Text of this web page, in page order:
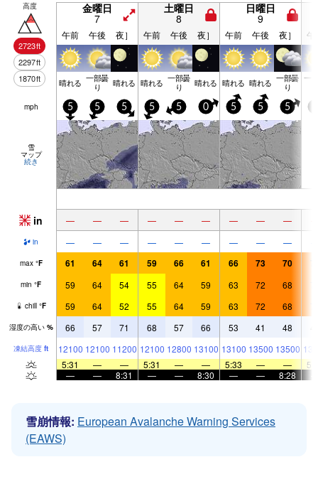
高度
2723ft
2297ft
1870ft
金曜日
7
土曜日
8
日曜日
9
午前 午後 夜］ 午前 午後 夜］ 午前 午後 夜］ 午
晴れる 一部曇
り 晴れる 晴れる 一部曇
り 晴れる 晴れる 晴れる 一部曇
り
一
mph 5 5 5 5 5 0 5 5 5
雪
マップ
続き
in — — — — — — — — —
in — — — — — — — — —
max °F 61 64 61 59 66 61 66 73 70
min °F 59 64 54 55 64 59 63 72 68
chill °F 59 64 52 55 64 59 63 72 68
湿度の高い % 66 57 71 68 57 66 53 41 48
凍結高度 ft 12100 12100 11200 12100 12800 13100 13100 13500 13500
5:31
— — 5:31 — — 5:33 — —
—
— 8:31 — — 8:30 — — 8:28
雪崩情報: European Avalanche Warning Services
(EAWS)